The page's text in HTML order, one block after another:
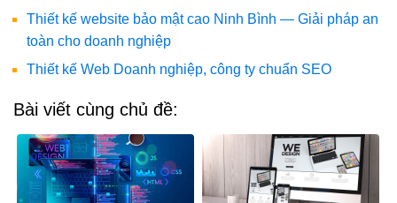
Thiết kế website bảo mật cao Ninh Bình — Giải pháp an
toàn cho doanh nghiệp
Thiết kế Web Doanh nghiệp, công ty chuẩn SEO
Bài viết cùng chủ đề: